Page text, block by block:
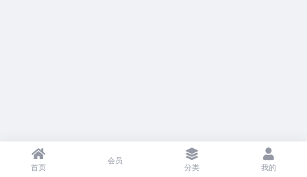
首页
会员
分类 我的